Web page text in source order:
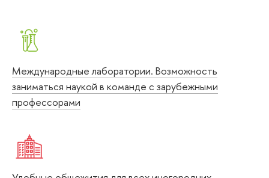
Международные лаборатории. Возможность
заниматься наукой в команде с зарубежными
профессорами